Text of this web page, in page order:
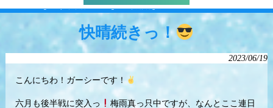
ARK Diving Shop 串本店 > Blog > 快晴続きっ！
快晴続きっ！
2023/06/19
こんにちわ！ガーシーです！
六月も後半戦に突入っ
梅雨真っ只中ですが、なんとここ連日